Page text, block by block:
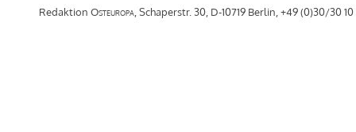
Redaktion Osteuropa , Schaperstr. 30, D-10719 Berlin, +49 (0)30/30